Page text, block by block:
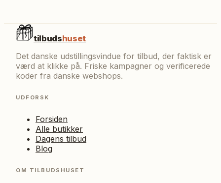
tilbudshuset
Det danske udstillingsvindue for tilbud, der faktisk er
værd at klikke på. Friske kampagner og verificerede
koder fra danske webshops.
UDFORSK
Forsiden
Alle butikker
Dagens tilbud
Blog
OM TILBUDSHUSET